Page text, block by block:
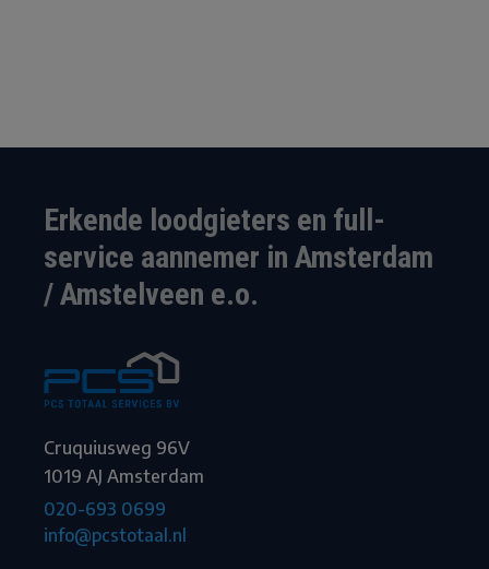
Erkende loodgieters en full-
service aannemer in Amsterdam
/ Amstelveen e.o.
Cruquiusweg 96V
1019 AJ Amsterdam
020-693 0699
info@pcstotaal.nl